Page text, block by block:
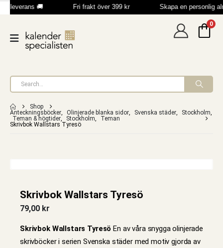
leverans 🚚 Fri frakt över 399 kr Skapa en personlig
0
Shop
Anteckningsböcker, Olinjerade blanka sidor, Svenska städer, Stockholm,
Teman & högtider, Stockholm,
Teman
Skrivbok Wallstars Tyresö
Skrivbok Wallstars Tyresö
79,00 kr
Skrivbok Wallstars Tyresö En av våra snygga olinjerade
skrivböcker i serien Svenska städer med motiv gjorda av